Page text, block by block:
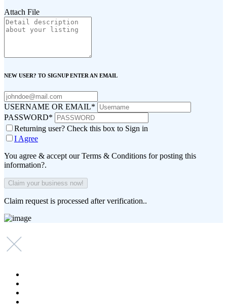
Attach File
NEW USER? TO SIGNUP ENTER AN EMAIL
USERNAME OR EMAIL*
PASSWORD*
Returning user? Check this box to Sign in
I Agree
You agree & accept our Terms & Conditions for posting this
information?.
Claim request is processed after verification..